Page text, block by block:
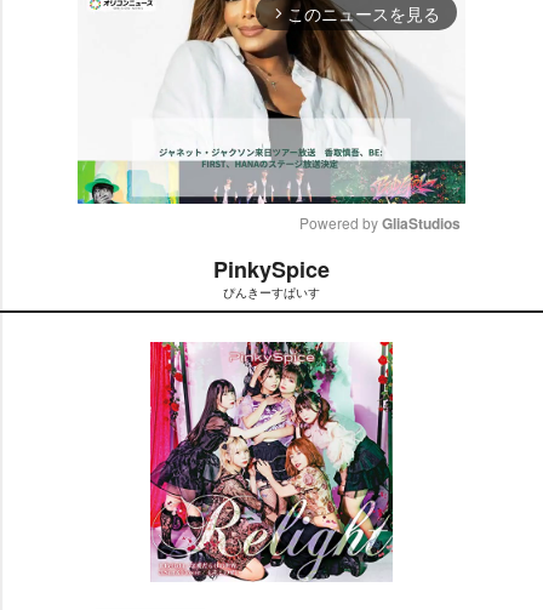
arrow_forward_ios このニュースを見る
t
e
Powered by GliaStudios
PinkySpice
ぴんきーすぱいす